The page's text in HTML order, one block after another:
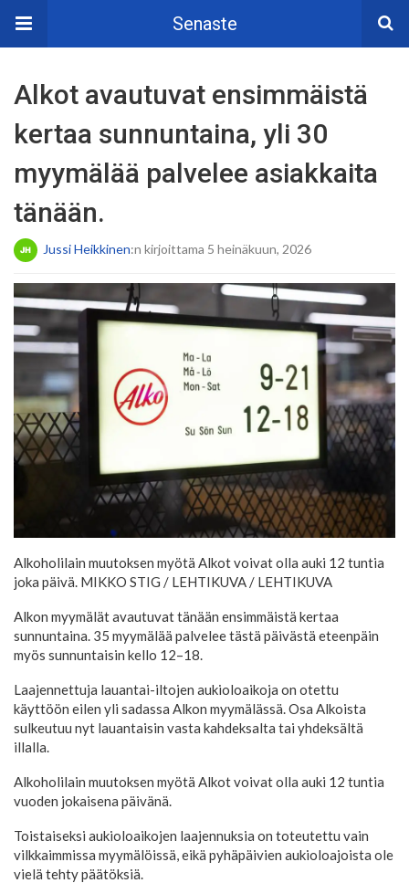
Senaste
Alkot avautuvat ensimmäistä
kertaa sunnuntaina, yli 30
myymälää palvelee asiakkaita
tänään.
Jussi Heikkinen:n kirjoittama 5 heinäkuun, 2026
Alkoholilain muutoksen myötä Alkot voivat olla auki 12 tuntia
joka päivä. MIKKO STIG / LEHTIKUVA/ LEHTIKUVA
Alkon myymälät avautuvat tänään ensimmäistä kertaa
sunnuntaina. 35 myymälää palvelee tästä päivästä eteenpäin
myös sunnuntaisin kello 12–18.
Laajennettuja lauantai-iltojen aukioloaikoja on otettu
käyttöön eilen yli sadassa Alkon myymälässä. Osa Alkoista
sulkeutuu nyt lauantaisin vasta kahdeksalta tai yhdeksältä
illalla.
Alkoholilain muutoksen myötä Alkot voivat olla auki 12 tuntia
vuoden jokaisena päivänä.
Toistaiseksi aukioloaikojen laajennuksia on toteutettu vain
vilkkaimmissa myymälöissä, eikä pyhäpäivien aukioloajoista ole
vielä tehty päätöksiä.